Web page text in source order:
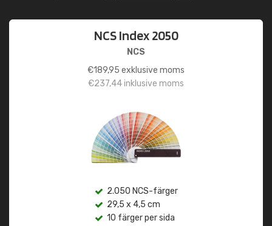
NCS Index 2050
NCS
€189,95 exklusive moms
€237,44inklusive moms
2.050 NCS-färger
29,5 x 4,5 cm
10 färger per sida